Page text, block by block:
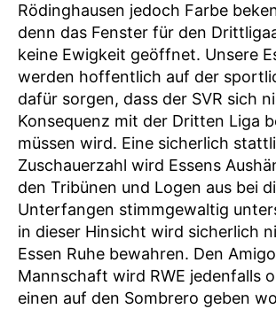
Rödinghausen jedoch Farbe
denn das Fenster für den
keine Ewigkeit geöffnet. Unsere
werden hoffentlich auf der
dafür sorgen, dass der SVR sich
Konsequenz mit der Dritten Liga
müssen wird. Eine sicherlich
Zuschauerzahl wird Essens
den Tribünen und Logen aus bei
Unterfangen stimmgewaltig
in dieser Hinsicht wird sicherlich
Essen Ruhe bewahren. Den
Mannschaft wird RWE jedenfalls
einen auf den Sombrero geben